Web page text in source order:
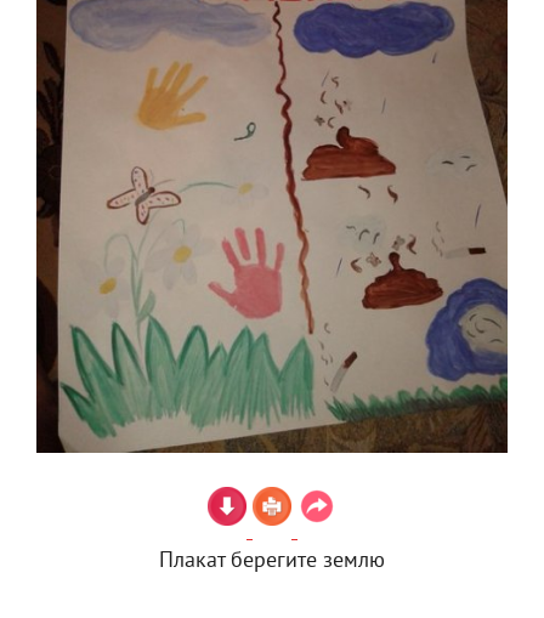
Плакат берегите землю